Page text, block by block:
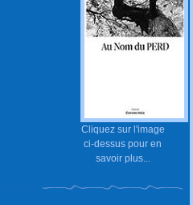
Cliquez sur l'image
ci-dessus pour en
savoir plus...